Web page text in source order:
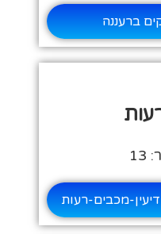
ברעננה
מכבים-רעות